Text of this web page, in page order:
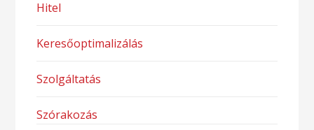
Hitel
Keresőoptimalizálás
Szolgáltatás
Szórakozás